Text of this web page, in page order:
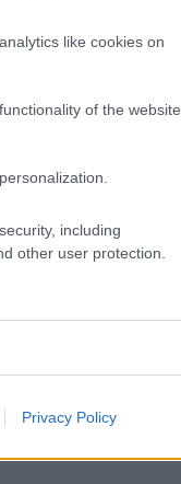
like cookies on
of the website
including
other user protection.
Privacy Policy
εξίσου
ο
στη
και το
του
πια
σάλο που
του